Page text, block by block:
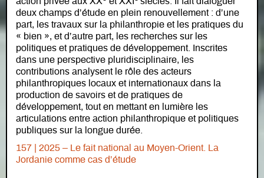
deux champs d’étude en plein renouvellement : d’une
part, les travaux sur la philanthropie et les pratiques du
« bien », et d’autre part, les recherches sur les
politiques et pratiques de développement. Inscrites
dans une perspective pluridisciplinaire, les
contributions analysent le rôle des acteurs
philanthropiques locaux et internationaux dans la
production de savoirs et de pratiques de
développement, tout en mettant en lumière les
articulations entre action philanthropique et politiques
publiques sur la longue durée.
157 | 2025 – Le fait national au Moyen-Orient. La
Jordanie comme cas d’étude